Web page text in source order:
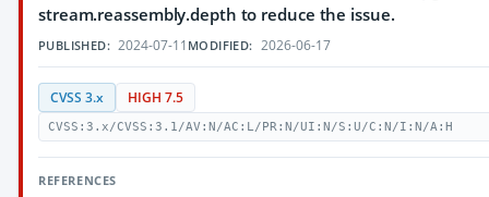
stream.reassembly.depth to reduce the issue.
PUBLISHED: 2024-07-11 MODIFIED: 2026-06-17
CVSS 3.x HIGH 7.5
CVSS:3.x/CVSS:3.1/AV:N/AC:L/PR:N/UI:N/S:U/C:N/I:N/A:H
REFERENCES